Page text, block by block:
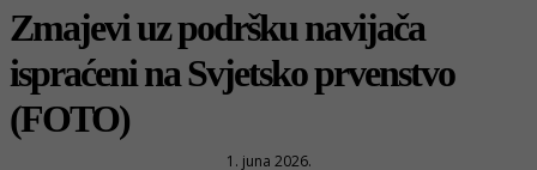
Zmajevi uz podršku navijača
ispraćeni na Svjetsko prvenstvo
(FOTO)
1. juna 2026.